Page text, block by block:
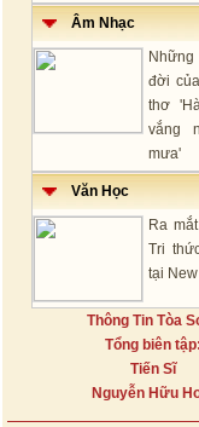
Âm Nhạc
đời
thơ
vắng
mưa'
Văn Học
Ra
Tri
tại
Thông Tin Tòa
Tổng biên tập:
Tiến Sĩ
Nguyễn Hữu